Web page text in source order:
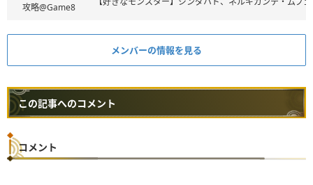
攻略@Game8
メンバーの情報を見る
この記事へのコメント
コメント